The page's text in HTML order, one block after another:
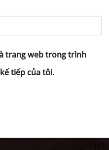
trang web trong trình
tiếp của tôi.